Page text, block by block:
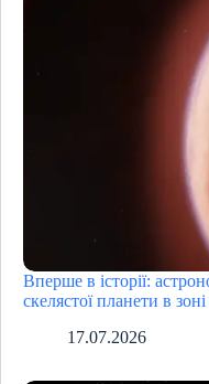
Вперше в історії:
скелястої планети в
17.07.2026